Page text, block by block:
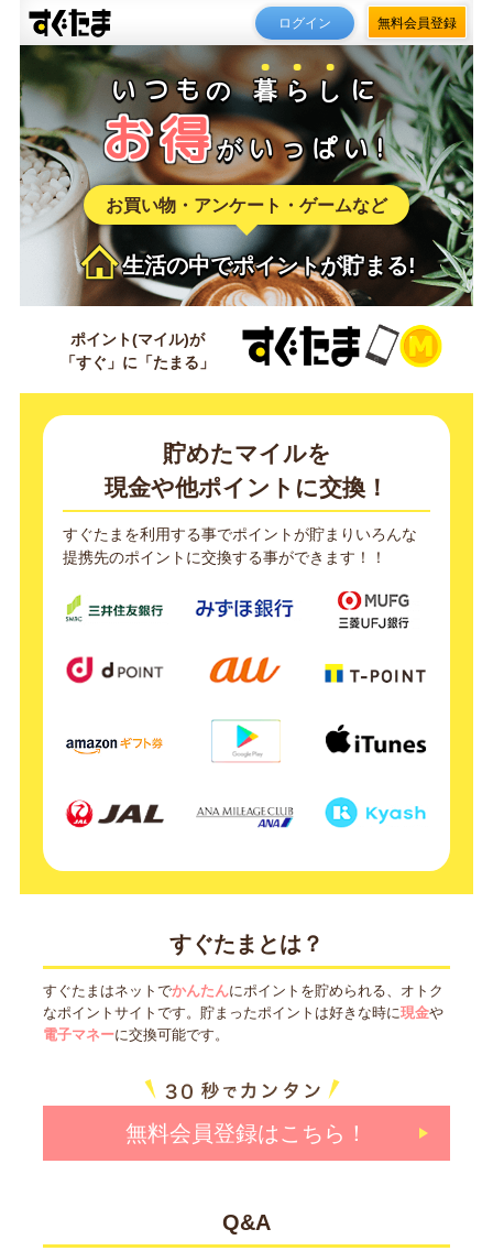
ログイン 無料会員登録
いつもの 暮らし に
お得がいっぱい!
お買い物・アンケート・ゲームなど
生活の中でポイントが貯まる!
ポイント(マイル)が
「すぐ」 に 「たまる」
貯めたマイルを
現金や他ポイントに交換！
すぐたまを利用する事でポイントが貯まりいろんな
提携先のポイントに交換する事ができます！！
すぐたまとは？
すぐたまはネットでかんたんにポイントを貯められる、オトク
なポイントサイトです。貯まったポイントは好きな時に現金や
電子マネーに交換可能です。
無料会員登録はこちら！
Q&A